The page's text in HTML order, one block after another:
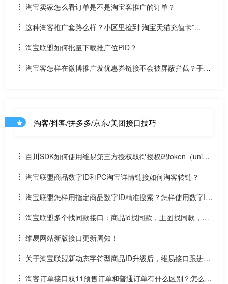
单接口
淘宝卖家怎么看订单是不是淘宝客推广的订单？
这种淘客推广套路么样？小区里捡到“淘宝天猫充值卡”...
淘宝联盟如何批量下载推广位PID？
淘宝客怎样在微博推广发优惠券链接不会被屏蔽拦截？手机
淘客/抖客/拼多多/京东/美团接口技巧
百川SDK如何使用维易第三方授权取得授权码token（uniap
p）淘宝联盟商品数字ID和PC淘宝详情链接如何淘客转链？
淘宝联盟怎样用指定商品数字ID精准搜索？怎样使用数字ID
和场景ID2转链？
淘宝联盟多个找同款接口：商品id找同款，主图找同款，SK
U找同款
维易网站新版接口更新周知！
关于淘宝联盟新动态字符型商品ID升级后，维易接口跟进情
况和API调用说明
淘客订单接口双11预售订单和普通订单有什么区别？怎么区